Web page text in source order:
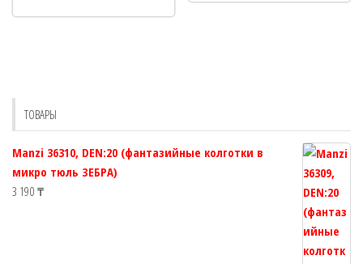
товара.
товара.
ТОВАРЫ
Manzi 36310, DEN:20 (фантазийные колготки в
микро тюль ЗЕБРА)
3 190 ₸